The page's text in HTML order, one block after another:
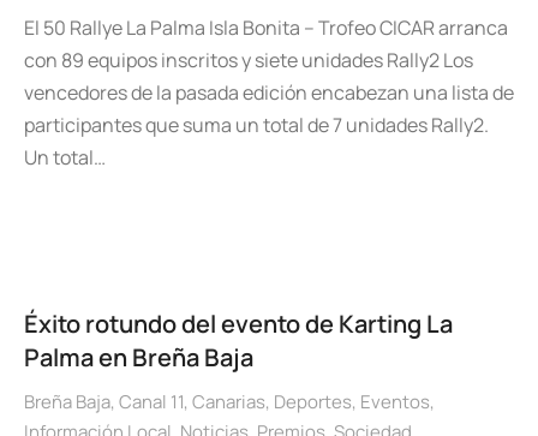
El 50 Rallye La Palma Isla Bonita – Trofeo CICAR arranca
con 89 equipos inscritos y siete unidades Rally2 Los
vencedores de la pasada edición encabezan una lista de
participantes que suma un total de 7 unidades Rally2.
Un total…
Éxito rotundo del evento de Karting La
Palma en Breña Baja
Breña Baja, Canal 11, Canarias, Deportes, Eventos,